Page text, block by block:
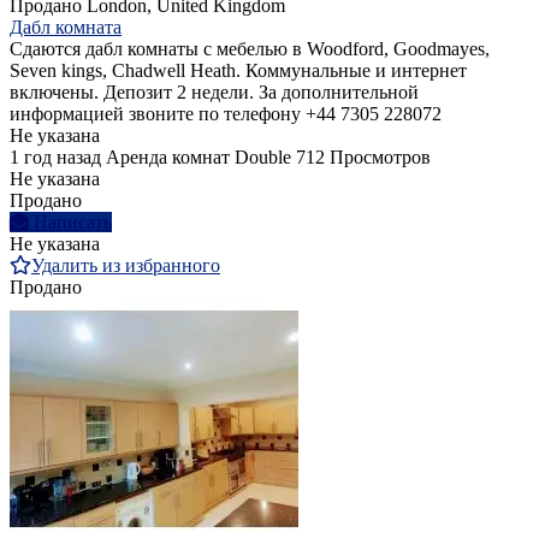
Продано London, United Kingdom
Дабл комната
Сдаются дабл комнаты с мебелью в Woodford, Goodmayes,
Seven kings, Chadwell Heath. Коммунальные и интернет
включены. Депозит 2 недели. За дополнительной
информацией звоните по телефону +44 7305 228072
Не указана
1 год назад Аренда комнат Double 712 Просмотров
Не указана
Продано
Написать
Не указана
Удалить из избранного
Продано